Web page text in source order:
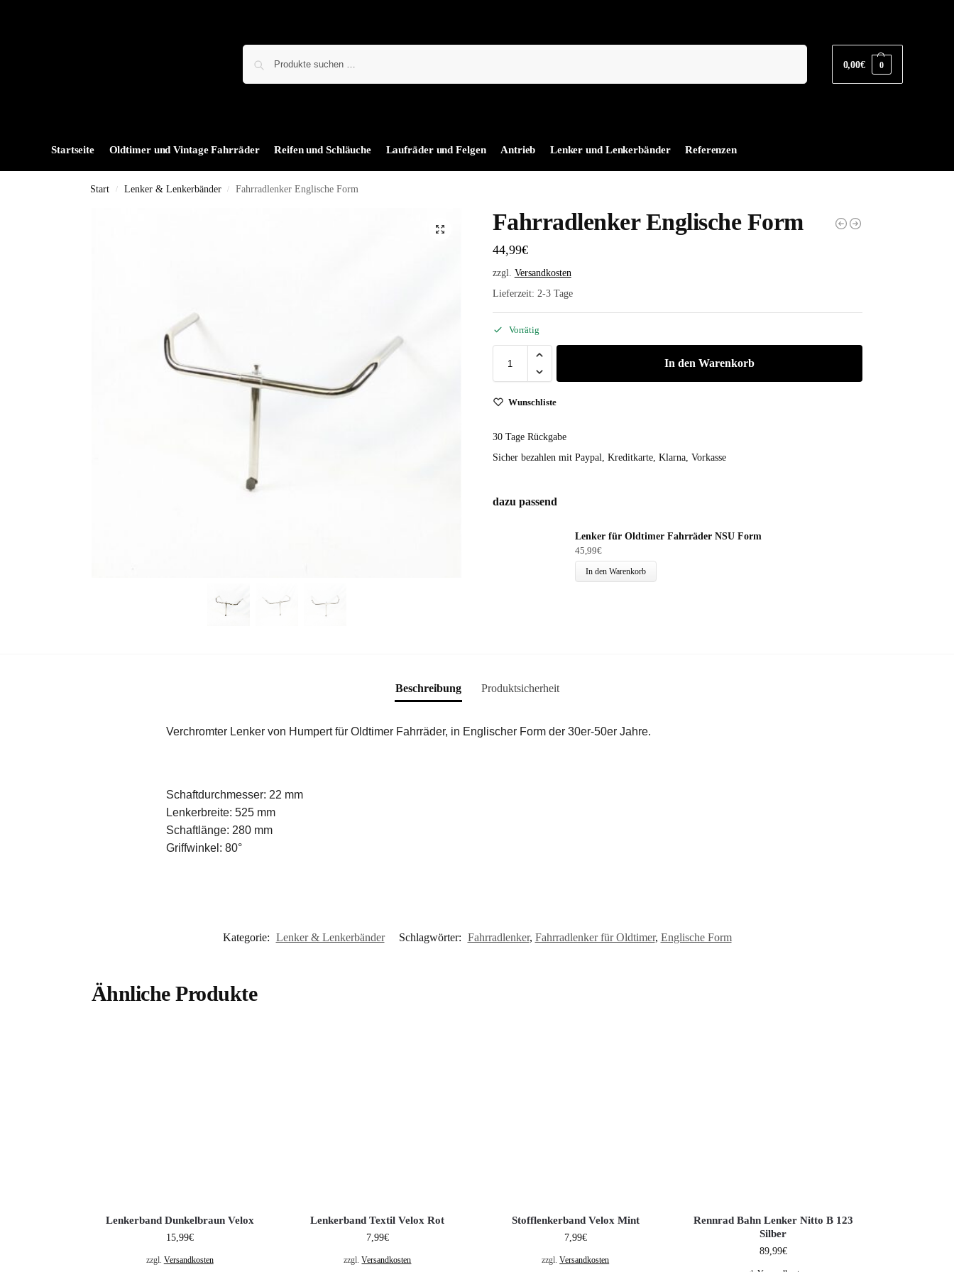
0,00€ 0
Startseite Oldtimer und Vintage Fahrräder Reifen und Schläuche Laufräder und Felgen Antrieb Lenker und Lenkerbänder Referenzen
Start / Lenker & Lenkerbänder / Fahrradlenker Englische Form
Fahrradlenker Englische Form
44,99€
zzgl. Versandkosten
Lieferzeit: 2-3 Tage
Vorrätig
In den Warenkorb
Wunschliste
30 Tage Rückgabe
Sicher bezahlen mit Paypal, Kreditkarte, Klarna, Vorkasse
dazu passend
Lenker für Oldtimer Fahrräder NSU Form
45,99€
In den Warenkorb
Beschreibung Produktsicherheit
Verchromter Lenker von Humpert für Oldtimer Fahrräder, in Englischer Form der 30er-50er Jahre.
Schaftdurchmesser: 22 mm
Lenkerbreite: 525 mm
Schaftlänge: 280 mm
Griffwinkel: 80°
Kategorie: Lenker & Lenkerbänder Schlagwörter: Fahrradlenker, Fahrradlenker für Oldtimer, Englische Form
Ähnliche Produkte
Lenkerband Dunkelbraun Velox
15,99€
zzgl. Versandkosten
Lenkerband Textil Velox Rot
7,99€
zzgl.Versandkosten
Stofflenkerband Velox Mint
7,99€
zzgl.Versandkosten
Rennrad Bahn Lenker Nitto B 123
Silber
89,99€